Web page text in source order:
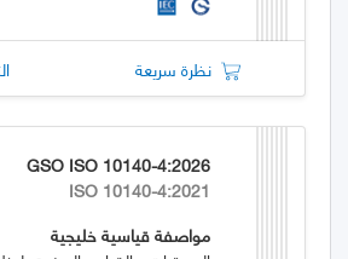
نظرة سريعة
GSO ISO 10140-4:2026
ISO 10140-4:2021
مواصفة قياسية خليجية